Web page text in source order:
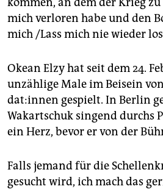
mich verloren habe und den
mich /Lass mich nie wieder
Okean Elzy hat seit dem 24.
unzählige Male im Beisein
da­t:in­nen gespielt. In Berlin
Wakartschuk singend durchs
ein Herz, bevor er von der
Falls jemand für die
gesucht wird, ich mach das